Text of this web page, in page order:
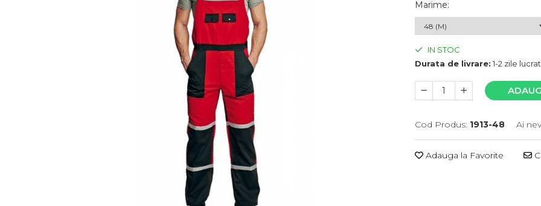
Marime:
IN STOC
Durata de livrare: 1-2 zile
Cod Produs: 1913-48 Ai
Adauga la Favorite